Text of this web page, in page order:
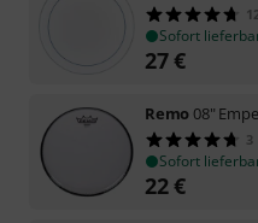
12
Sofort
27€
Remo 08"
3
Sofort
22€